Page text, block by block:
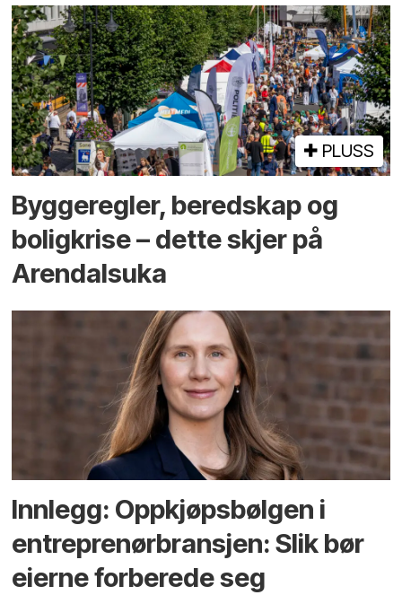
PLUSS
Bygge­regler, beredskap og
bolig­krise – dette skjer på
Arendals­uka
Innlegg: Oppkjøps­bølgen i
entreprenør­bransjen: Slik bør
eierne forberede seg